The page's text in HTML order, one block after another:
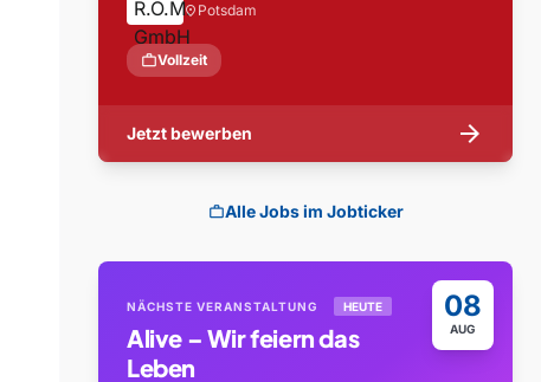
location_on Potsdam
workVollzeit
Jetzt bewerben arrow_forward
workAlle Jobs im Jobticker
08
AUG
NÄCHSTE VERANSTALTUNG HEUTE
Alive – Wir feiern das
Leben